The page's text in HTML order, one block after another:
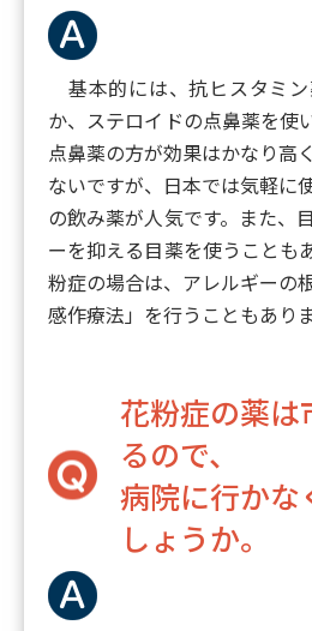
基本的には、抗ヒスタミ
か、ステロイドの点鼻薬を使
点鼻薬の方が効果はかなり高
ないですが、日本では気軽に
の飲み薬が人気です。また、
ーを抑える目薬を使うことも
粉症の場合は、アレルギーの
感作療法」を行うこともありま
花粉症の薬は
るので、
病院に行かな
しょうか。